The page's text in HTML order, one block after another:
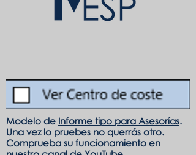
Modelo de Informe tipo para Asesorías.
Una vez lo pruebes no querrás otro.
Comprueba su funcionamiento en